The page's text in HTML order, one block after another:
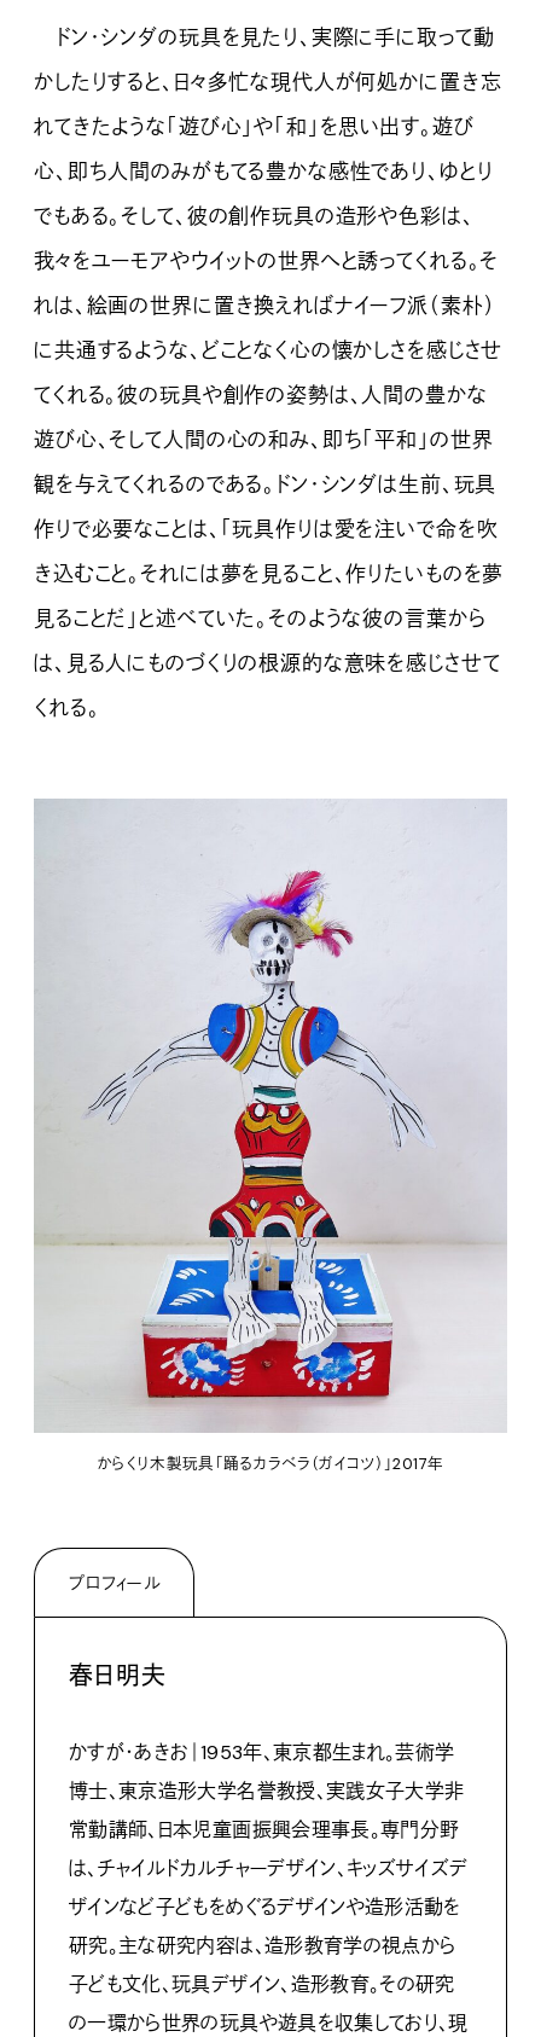
ドン・シンダの玩具を見たり、実際に手に取って動
かしたりすると、日々多忙な現代人が何処かに置き忘
れてきたような「遊び心」や「和」を思い出す。遊び
心、即ち人間のみがもてる豊かな感性であり、ゆとり
でもある。そして、彼の創作玩具の造形や色彩は、
我々をユーモアやウイットの世界へと誘ってくれる。そ
れは、絵画の世界に置き換えればナイーフ派（素朴）
に共通するような、どことなく心の懐かしさを感じさせ
てくれる。彼の玩具や創作の姿勢は、人間の豊かな
遊び心、そして人間の心の和み、即ち「平和」の世界
観を与えてくれるのである。ドン・シンダは生前、玩具
作りで必要なことは、「玩具作りは愛を注いで命を吹
き込むこと。それには夢を見ること、作りたいものを夢
見ることだ」と述べていた。そのような彼の言葉から
は、見る人にものづくりの根源的な意味を感じさせて
くれる。
からくり木製玩具「踊るカラベラ（ガイコツ）」2017年
プロフィール
春日明夫
かすが・あきお｜1953年、東京都生まれ。芸術学
博士、東京造形大学名誉教授、実践女子大学非
常勤講師、日本児童画振興会理事長。専門分野
は、チャイルドカルチャーデザイン、キッズサイズデ
ザインなど子どもをめぐるデザインや造形活動を
研究。主な研究内容は、造形教育学の視点から
子ども文化、玩具デザイン、造形教育。その研究
の一環から世界の玩具や遊具を収集しており、現